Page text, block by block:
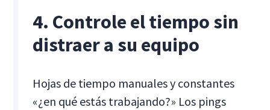
4. Controle el tiempo sin
distraer a su equipo
Hojas de tiempo manuales y constantes
«¿en qué estás trabajando?» Los pings